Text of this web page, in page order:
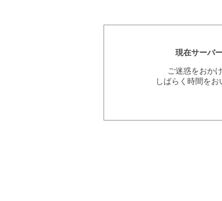
現在サーバ
ご迷惑をおか
しばらく時間を